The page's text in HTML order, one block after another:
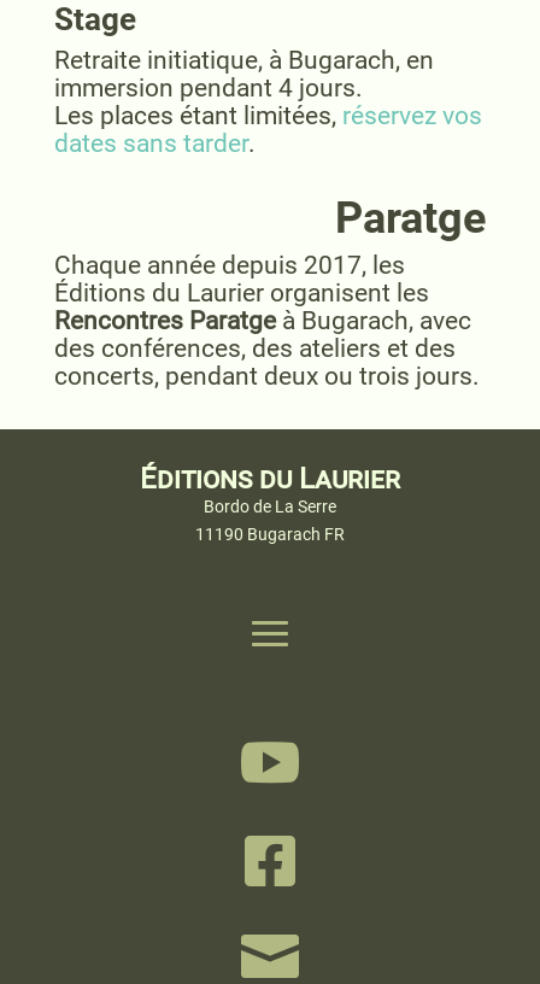
Stage
Retraite initiatique, à Bugarach, en
immersion pendant 4 jours.
Les places étant limitées, réservez vos
dates sans tarder.
Paratge
Chaque année depuis 2017, les
Éditions du Laurier organisent les
Rencontres Paratgeà Bugarach, avec
des conférences, des ateliers et des
concerts, pendant deux ou trois jours.
Éditions du Laurier
Bordo de La Serre
11190 Bugarach FR


